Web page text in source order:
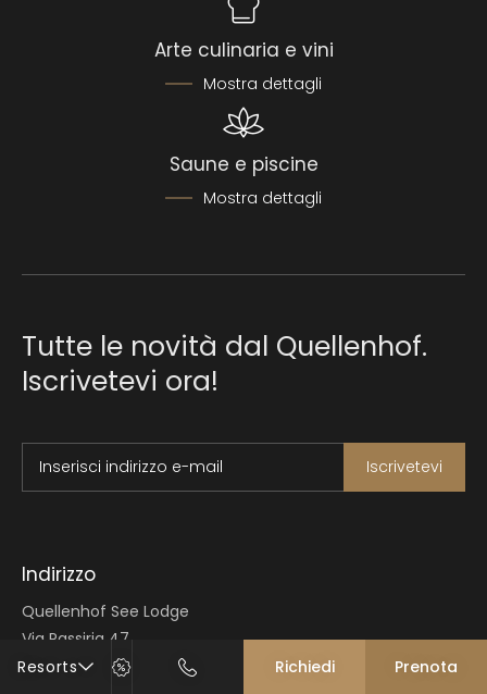
Resorts Richiedi Prenota
Arte culinaria e vini
Mostra dettagli
Saune e piscine
Mostra dettagli
Tutte le novità dal Quellenhof.
Iscrivetevi ora!
Inserisci indirizzo e-mail Iscrivetevi
Indirizzo
Quellenhof See Lodge
Via Passiria 47
39010 S. Martino in Passiria presso Merano